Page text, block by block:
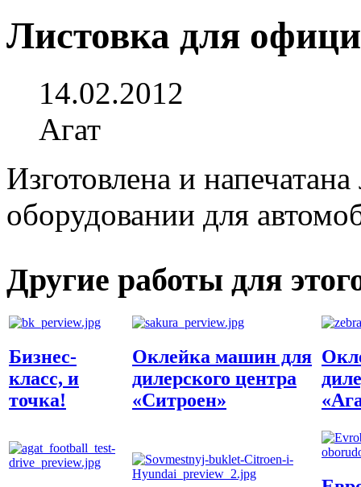
Листовка для
14.02.2012
Агат
Изготовлена и
оборудовании для
Другие работы для
Бизнес-
класс, и
точка!
Оклейка машин для
дилерского центра
«Ситроен»